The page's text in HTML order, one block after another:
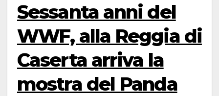
Sessanta anni del
WWF, alla Reggia di
Caserta arriva la
mostra del Panda